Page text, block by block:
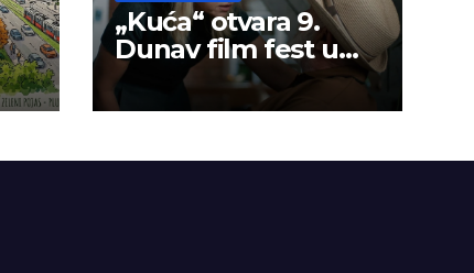
„Kuća“ otvara 9.
Dunav film fest u
Smederevu